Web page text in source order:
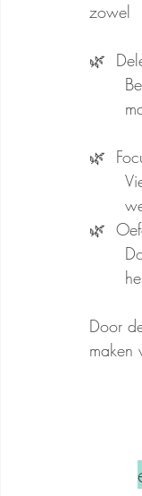
zowel 	in anderen als in de loop van het leven, is essentieel voor het verminderen van
🌿
🌿
🌿
Door
maken